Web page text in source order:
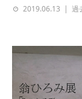
2019.06.13 過